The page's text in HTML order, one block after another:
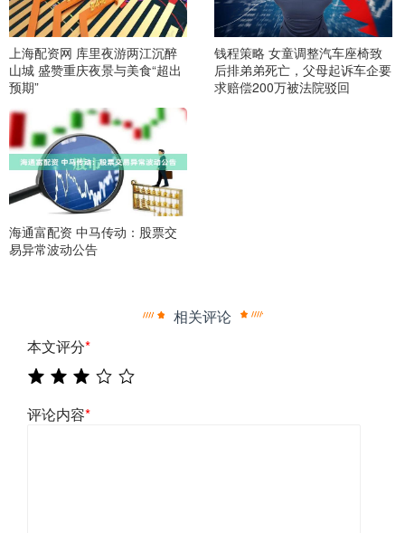
上海配资网 库里夜游两江沉醉
山城 盛赞重庆夜景与美食“超出
预期”
钱程策略 女童调整汽车座椅致
后排弟弟死亡，父母起诉车企要
求赔偿200万被法院驳回
海通富配资 中马传动：股票交
易异常波动公告
相关评论
本文评分*
评论内容*